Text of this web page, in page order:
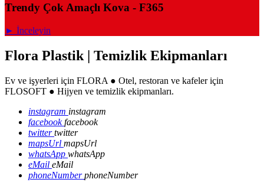
Trendy Çok Amaçlı Kova - F365
► İnceleyin
Flora Plastik | Temizlik Ekipmanları
Ev ve işyerleri için FLORA ● Otel, restoran ve kafeler için
FLOSOFT ● Hijyen ve temizlik ekipmanları.
instagram instagram
facebookfacebook
twittertwitter
mapsUrl mapsUrl
whatsApp whatsApp
eMail eMail
phoneNumberphoneNumber